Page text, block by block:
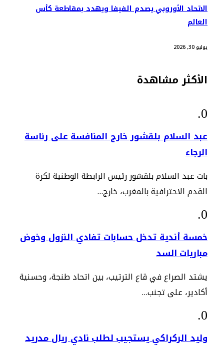
الاتحاد الأوروبي يصدم الفيفا ويهدد بمقاطعة كأس
العالم
يوليو 30, 2026
الأكثر مشاهدة
عبد السلام بلقشور خارج المنافسة على رئاسة
الرجاء
بات عبد السلام بلقشور رئيس الرابطة الوطنية لكرة
القدم الاحترافية بالمغرب، خارج…
خمسة أندية تدخل حسابات تفادي النزول وخوض
مباريات السد
يشتد الصراع في قاع الترتيب، بين اتحاد طنجة، وحسنية
أكادير، على تجنب…
وليد الركراكي يستجيب لطلب نادي ريال مدريد